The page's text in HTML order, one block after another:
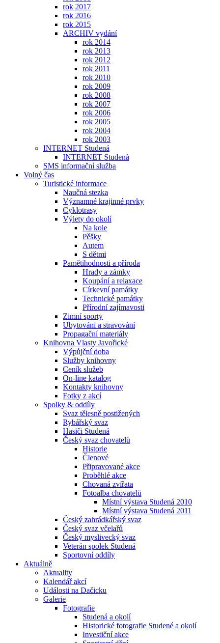
rok 2017
rok 2016
rok 2015
ARCHIV vydání
rok 2014
rok 2013
rok 2012
rok 2011
rok 2010
rok 2009
rok 2008
rok 2007
rok 2006
rok 2005
rok 2004
rok 2003
INTERNET Studená
INTERNET Studená
SMS informační služba
Volný čas
Turistické informace
Naučná stezka
Významné krajinné prvky
Cyklotrasy
Výlety do okolí
Na kole
Pěšky
Autem
S dětmi
Pamětihodnosti a příroda
Hrady a zámky
Koupání a relaxace
Církevní památky
Technické památky
Přírodní zajímavosti
Zimní sporty
Ubytování a stravování
Propagační materiály
Knihovna Vlasty Javořické
Výpůjční doba
Služby knihovny
Ceník služeb
On-line katalog
Kontakty knihovny
Fotky z akcí
Spolky & oddíly
Svaz tělesně postižených
Rybářský svaz
Hasiči Studená
Český svaz chovatelů
Historie
Členové
Připravované akce
Proběhlé akce
Chovaná zvířata
Fotoalba chovatelů
Místní výstava Studená 2010
Místní výstava Studená 2011
Český zahrádkářský svaz
Český svaz včelařů
Český myslivecký svaz
Veterán spolek Studená
Sportovní oddíly
Aktuálně
Aktuality
Kalendář akcí
Události na Dačicku
Galerie
Fotografie
Studená a okolí
Historické fotografie Studené a okolí
Investiční akce